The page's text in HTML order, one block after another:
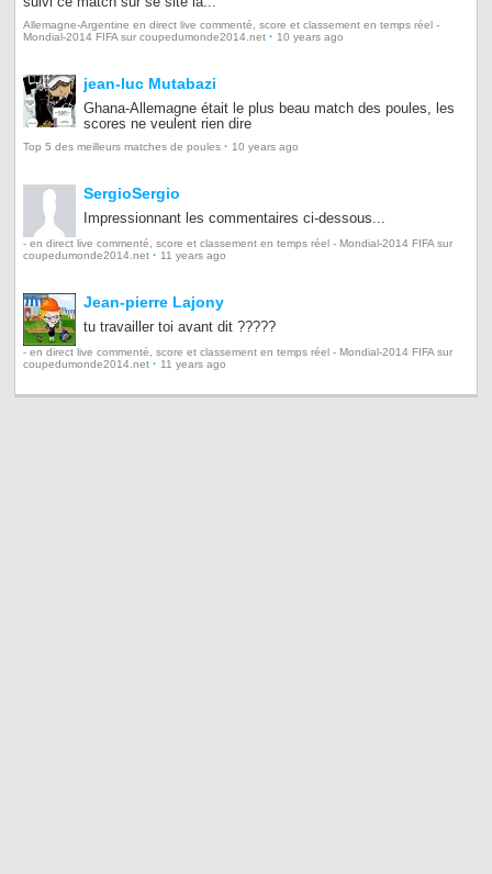
Allemagne-Argentine en direct live commenté, score et classement en temps réel -
Mondial-2014 FIFA sur coupedumonde2014.net · 10 years ago
jean-luc Mutabazi
Ghana-Allemagne était le plus beau match des poules, les
scores ne veulent rien dire
Top 5 des meilleurs matches de poules · 10 years ago
SergioSergio
Impressionnant les commentaires ci-dessous...
- en direct live commenté, score et classement en temps réel - Mondial-2014 FIFA sur
coupedumonde2014.net · 11 years ago
Jean-pierre Lajony
tu travailler toi avant dit ?????
- en direct live commenté, score et classement en temps réel - Mondial-2014 FIFA sur
coupedumonde2014.net · 11 years ago